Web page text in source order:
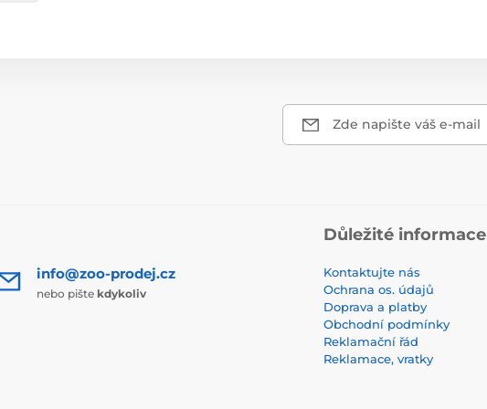
Zde napište váš e-mail
info@zoo-prodej.cz
nebo pište kdykoliv
Důležité informace
Kontaktujte nás
Ochrana os. údajů
Doprava a platby
Obchodní podmínky
Reklamační řád
Reklamace, vratky